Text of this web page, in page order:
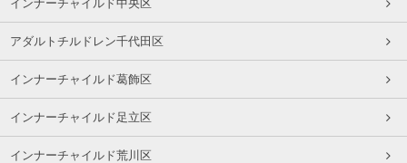
インナーチャイルド中央区
アダルトチルドレン千代田区
インナーチャイルド葛飾区
インナーチャイルド足立区
インナーチャイルド荒川区